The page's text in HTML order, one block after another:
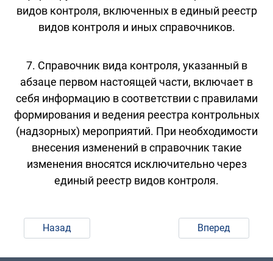
видов контроля, включенных в единый реестр
видов контроля и иных справочников.
7. Справочник вида контроля, указанный в
абзаце первом настоящей части, включает в
себя информацию в соответствии с правилами
формирования и ведения реестра контрольных
(надзорных) мероприятий. При необходимости
внесения изменений в справочник такие
изменения вносятся исключительно через
единый реестр видов контроля.
Назад Вперед